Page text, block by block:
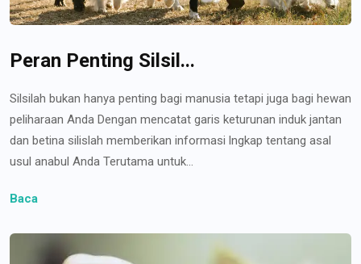
Peran Penting Silsil...
Silsilah bukan hanya penting bagi manusia tetapi juga bagi hewan
peliharaan Anda Dengan mencatat garis keturunan induk jantan
dan betina silislah memberikan informasi lngkap tentang asal
usul anabul Anda Terutama untuk...
Baca